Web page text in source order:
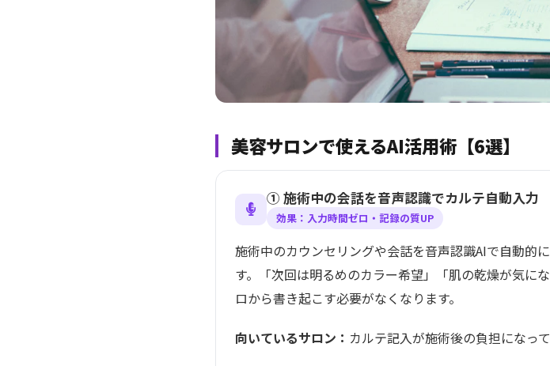
美容サロンで使えるAI活用術【6選】
① 施術中の会話を音声認識でカルテ自動入力
効果：入力時間ゼロ・記録の質UP
施術中のカウンセリングや会話を音声認識AIで自動的
す。「次回は明るめのカラー希望」「肌の乾燥が気に
ロから書き起こす必要がなくなります。
向いているサロン： カルテ記入が施術後の負担になっ